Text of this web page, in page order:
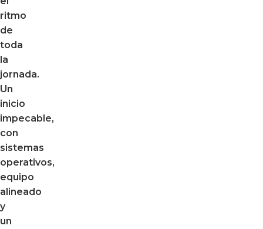
ritmo
de
toda
la
jornada.
Un
inicio
impecable,
con
sistemas
operativos,
equipo
alineado
y
un